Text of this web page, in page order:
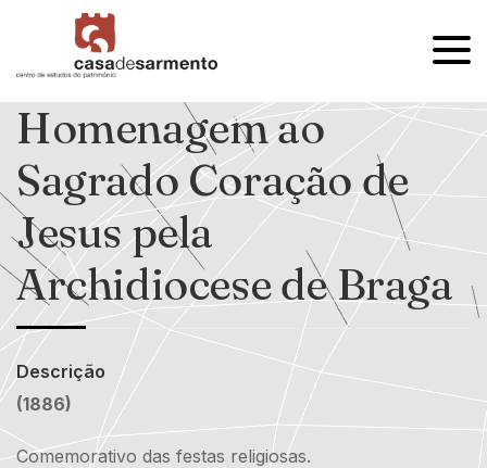
OPEN
Homenagem ao
Sagrado Coração de
Jesus pela
Archidiocese de Braga
Descrição
(1886)
Comemorativo das festas religiosas.